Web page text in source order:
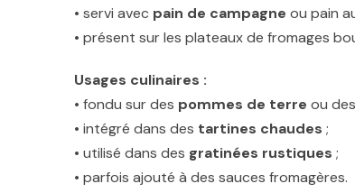
• servi avec pain de campagne ou pain
• présent sur les plateaux de fromages
Usages culinaires :
• fondu sur des pommes de terre ou
• intégré dans des tartines chaudes ;
• utilisé dans des gratinées rustiques ;
• parfois ajouté à des sauces fromagères.